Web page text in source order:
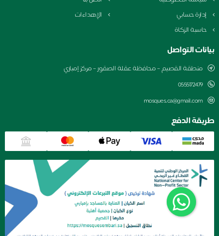
حسابي
الإهداءات
الزكاة
التواصل
منطقة القصيم – محافظة عقلة الصقور – مركز إمباري
0555172479
mosques.ca@gmail.com
الدفع